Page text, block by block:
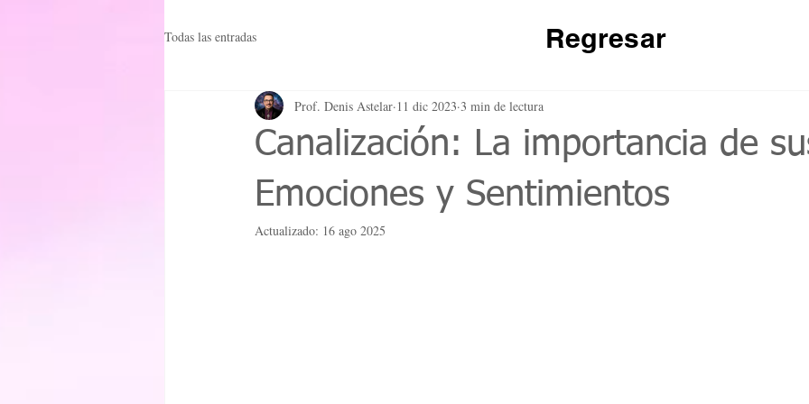
Todas las entradas
Canalización: La importancia de
Emociones y Sentimientos
Prof. Denis Astelar 11 dic 2023 3 min de lectura
Actualizado: 16 ago 2025
Regresar